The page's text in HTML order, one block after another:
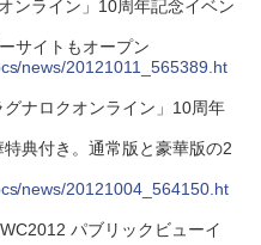
ンライン」10周年記念イベン
サイトもオープン
news/20121011_565389.ht
グナロクオンライン」10周年
典付き。通常版と豪華版の2
news/20121004_564150.ht
パブリックビューイ